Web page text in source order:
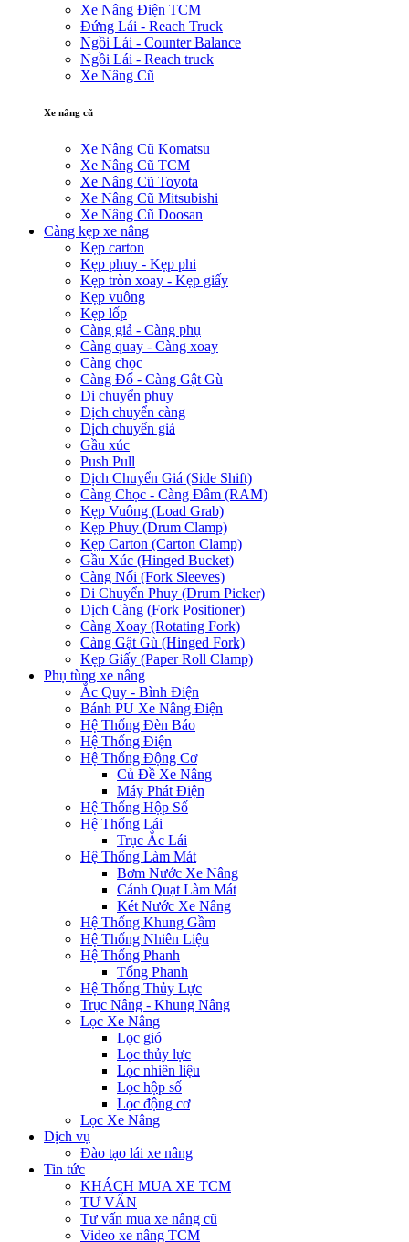
Xe Nâng Điện TCM
Đứng Lái - Reach Truck
Ngồi Lái - Counter Balance
Ngồi Lái - Reach truck
Xe Nâng Cũ
Xe nâng cũ
Xe Nâng Cũ Komatsu
Xe Nâng Cũ TCM
Xe Nâng Cũ Toyota
Xe Nâng Cũ Mitsubishi
Xe Nâng Cũ Doosan
Càng kẹp xe nâng
Kẹp carton
Kẹp phuy - Kẹp phi
Kẹp tròn xoay - Kẹp giấy
Kẹp vuông
Kẹp lốp
Càng giả - Càng phụ
Càng quay - Càng xoay
Càng chọc
Càng Đổ - Càng Gật Gù
Di chuyển phuy
Dịch chuyển càng
Dịch chuyển giá
Gầu xúc
Push Pull
Dịch Chuyển Giá (Side Shift)
Càng Chọc - Càng Đâm (RAM)
Kẹp Vuông (Load Grab)
Kẹp Phuy (Drum Clamp)
Kẹp Carton (Carton Clamp)
Gầu Xúc (Hinged Bucket)
Càng Nối (Fork Sleeves)
Di Chuyển Phuy (Drum Picker)
Dịch Càng (Fork Positioner)
Càng Xoay (Rotating Fork)
Càng Gật Gù (Hinged Fork)
Kẹp Giấy (Paper Roll Clamp)
Phụ tùng xe nâng
Ắc Quy - Bình Điện
Bánh PU Xe Nâng Điện
Hệ Thống Đèn Báo
Hệ Thống Điện
Hệ Thống Động Cơ
Củ Đề Xe Nâng
Máy Phát Điện
Hệ Thống Hộp Số
Hệ Thống Lái
Trục Ắc Lái
Hệ Thống Làm Mát
Bơm Nước Xe Nâng
Cánh Quạt Làm Mát
Két Nước Xe Nâng
Hệ Thống Khung Gầm
Hệ Thống Nhiên Liệu
Hệ Thống Phanh
Tổng Phanh
Hệ Thống Thủy Lực
Trục Nâng - Khung Nâng
Lọc Xe Nâng
Lọc gió
Lọc thủy lực
Lọc nhiên liệu
Lọc hộp số
Lọc động cơ
Lọc Xe Nâng
Dịch vụ
Đào tạo lái xe nâng
Tin tức
KHÁCH MUA XE TCM
TƯ VẤN
Tư vấn mua xe nâng cũ
Video xe nâng TCM